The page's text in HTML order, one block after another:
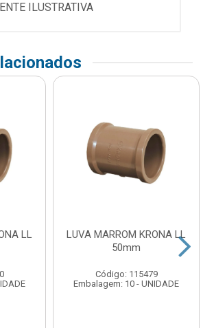
ILUSTRATIVA
LL
LUVA MARROM KRONA LL
50mm
Código: 115479
Embalagem: 10 - UNIDADE